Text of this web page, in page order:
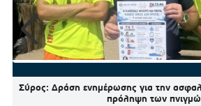
Σύρος: Δράση ενημέρωσης για την
πρόληψη των